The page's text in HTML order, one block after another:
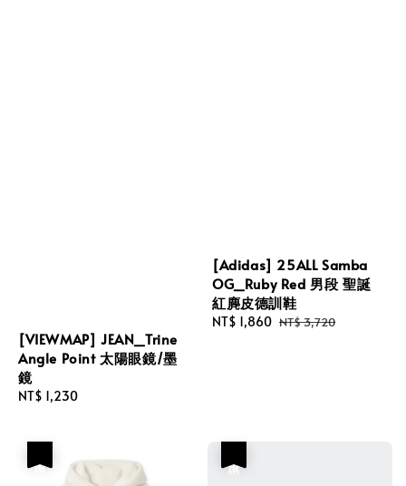
[VIEWMAP] JEAN_Trine
Angle Point 太陽眼鏡/墨
鏡
Regular
NT$ 1,230
[Adidas] 25ALL Samba
OG_Ruby Red 男段 聖誕
紅麂皮德訓鞋
Sale
NT$ 1,860 Regular
NT$ 3,720